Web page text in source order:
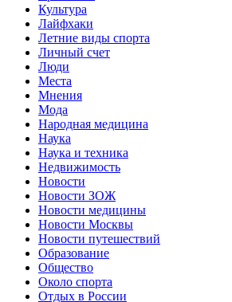
Культура
Лайфхаки
Летние виды спорта
Личный счет
Люди
Места
Мнения
Мода
Народная медицина
Наука
Наука и техника
Недвижимость
Новости
Новости ЗОЖ
Новости медицины
Новости Москвы
Новости путешествий
Образование
Общество
Около спорта
Отдых в России